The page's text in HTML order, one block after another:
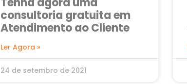
consultoria gratuita em
Atendimento ao Cliente
Ler Agora »
24 de setembro de 2021